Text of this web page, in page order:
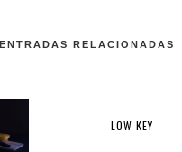
ENTRADAS RELACIONADAS
LOW KEY